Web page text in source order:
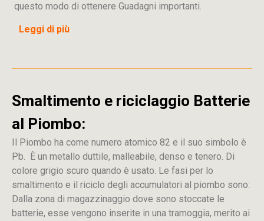
questo modo di ottenere Guadagni importanti.
Leggi di più
Smaltimento e riciclaggio Batterie
al Piombo:
Il Piombo ha come numero atomico 82 e il suo simbolo è
Pb. È un metallo duttile, malleabile, denso e tenero. Di
colore grigio scuro quando è usato. Le fasi per lo
smaltimento e il riciclo degli accumulatori al piombo sono:
Dalla zona di magazzinaggio dove sono stoccate le
batterie, esse vengono inserite in una tramoggia, merito ai